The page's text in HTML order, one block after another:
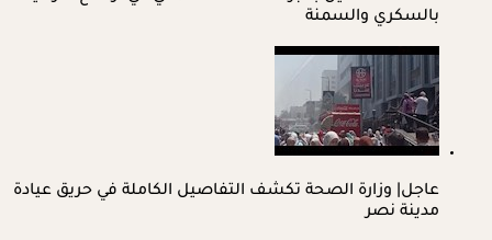
بالسكري والسمنة
عاجل| وزارة الصحة تكشف التفاصيل الكاملة في حريق عيادة
مدينة نصر